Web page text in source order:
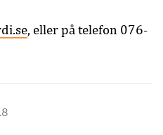
, eller på telefon 076-